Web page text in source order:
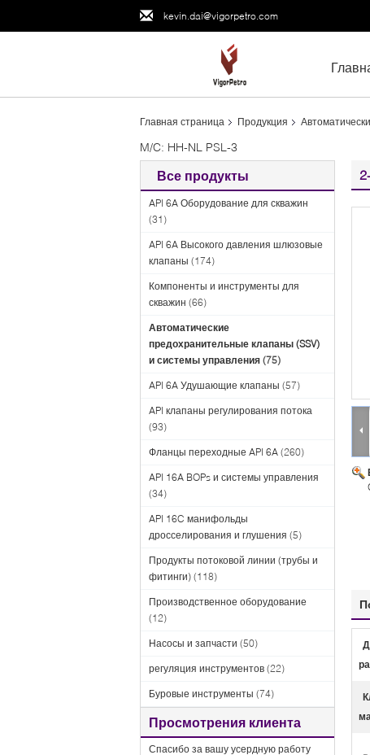
kevin.dai@vigorpetro.com
Главная страница Продукция
M/C: HH-NL PSL-3
Все продукты
API 6A Оборудование для скважин
(31)
API 6A Высокого давления шлюзовые
клапаны (174)
Компоненты и инструменты для
скважин (66)
Автоматические
предохранительные клапаны (SSV)
и системы управления (75)
API 6A Удушающие клапаны (57)
API клапаны регулирования потока
(93)
Фланцы переходные API 6A (260)
API 16A BOPs и системы управления
(34)
API 16C манифольды
дросселирования и глушения (5)
Продукты потоковой линии (трубы и
фитинги) (118)
Производственное оборудование
(12)
Насосы и запчасти (50)
регуляция инструментов (22)
Буровые инструменты (74)
Просмотрения клиента
Спасибо за вашу усердную работу